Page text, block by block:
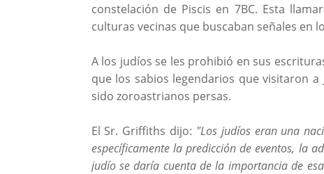
constelación de Piscis en 7BC. Esta
culturas vecinas que buscaban señales en
A los judíos se les prohibió en sus
que los sabios legendarios que visitaron
sido zoroastrianos persas.
El Sr. Griffiths dijo: "Los judíos eran una
específicamente la predicción de eventos, la
judío se daría cuenta de la importancia de